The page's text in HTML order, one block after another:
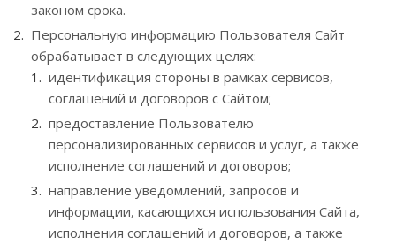
законом срока.
Персональную информацию Пользователя Сайт
обрабатывает в следующих целях:
идентификация стороны в рамках сервисов,
соглашений и договоров с Сайтом;
предоставление Пользователю
персонализированных сервисов и услуг, а также
исполнение соглашений и договоров;
направление уведомлений, запросов и
информации, касающихся использования Сайта,
исполнения соглашений и договоров, а также